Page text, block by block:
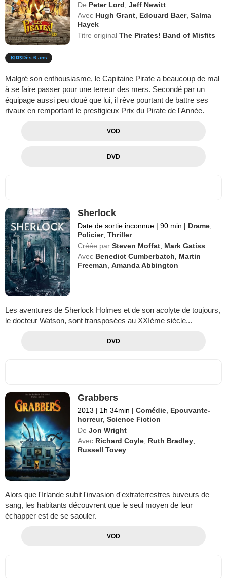
De Peter Lord,Jeff Newitt
Avec Hugh Grant, Edouard Baer,Salma
Hayek
Titre originalThe Pirates! Band of Misfits
Dès 6 ans
Malgré son enthousiasme, le Capitaine Pirate a beaucoup de mal
à se faire passer pour une terreur des mers. Secondé par un
équipage aussi peu doué que lui, il rêve pourtant de battre ses
rivaux en remportant le prestigieux Prix du Pirate de l'Année.
VOD
DVD
Sherlock
Date de sortie inconnue | 90 min | Drame
Policier,Thriller
Créée par Steven Moffat Mark Gatiss
Avec Benedict Cumberbatch
Martin
Freeman ,Amanda Abbington
Les aventures de Sherlock Holmes et de son acolyte de toujours,
le docteur Watson, sont transposées au XXIème siècle...
DVD
Grabbers
2013 | 1h 34min | Comédie Epouvante-
horreur,Science Fiction
De Jon Wright
Avec Richard Coyle Ruth Bradley
Russell Tovey
Alors que l'Irlande subit l'invasion d'extraterrestres buveurs de
sang, les habitants découvrent que le seul moyen de leur
échapper est de se saouler.
VOD